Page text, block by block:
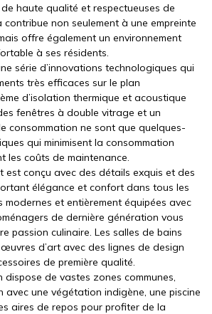
haute qualité et respectueuses de
contribue non seulement à une empreinte
offre également un environnement
à ses résidents.
série d’innovations technologiques qui
très efficaces sur le plan
d’isolation thermique et acoustique
fenêtres à double vitrage et un
consommation ne sont que quelques-
qui minimisent la consommation
les coûts de maintenance.
est conçu avec des détails exquis et des
élégance et confort dans tous les
modernes et entièrement équipées avec
de dernière génération vous
passion culinaire. Les salles de bains
d’art avec des lignes de design
de première qualité.
dispose de vastes zones communes,
avec une végétation indigène, une piscine
aires de repos pour profiter de la